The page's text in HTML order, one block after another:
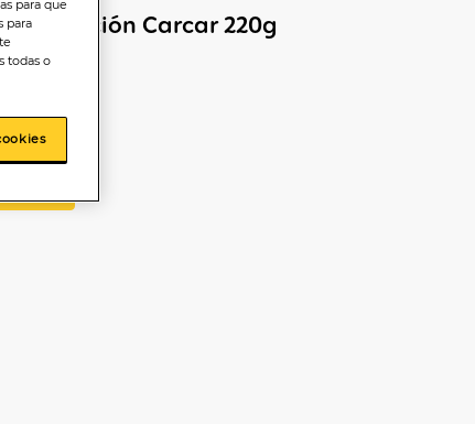
selección Carcar 220g
para que
para
todas o